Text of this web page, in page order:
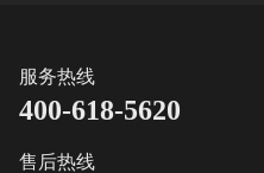
服务热线
400-618-5620
售后热线